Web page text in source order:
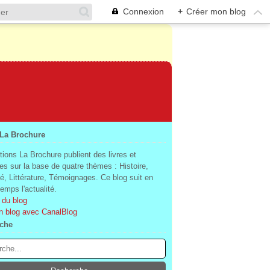
Connexion + Créer mon blog
Brochure
La Brochure publient des livres et
sur la base de quatre thèmes : Histoire,
Littérature, Témoignages. Ce blog suit en
l'actualité.
blog
blog avec CanalBlog